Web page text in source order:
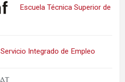
Escuela Técnica Superior de
Servicio Integrado de Empleo